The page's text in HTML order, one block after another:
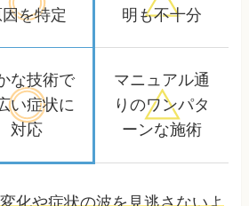
因を特定
明も不十分
な技術で
い症状に
対応
マニュアル通
りのワンパタ
ーンな施術
化や症状の波を見逃さないよ